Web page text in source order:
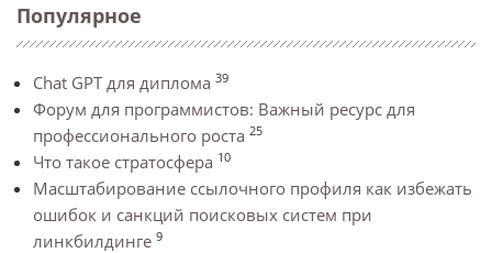
Популярное
Chat GPT для диплома 39
Форум для программистов: Важный ресурс для
профессионального роста 25
Что такое стратосфера 10
Масштабирование ссылочного профиля как избежать
ошибок и санкций поисковых систем при
линкбилдинге 9